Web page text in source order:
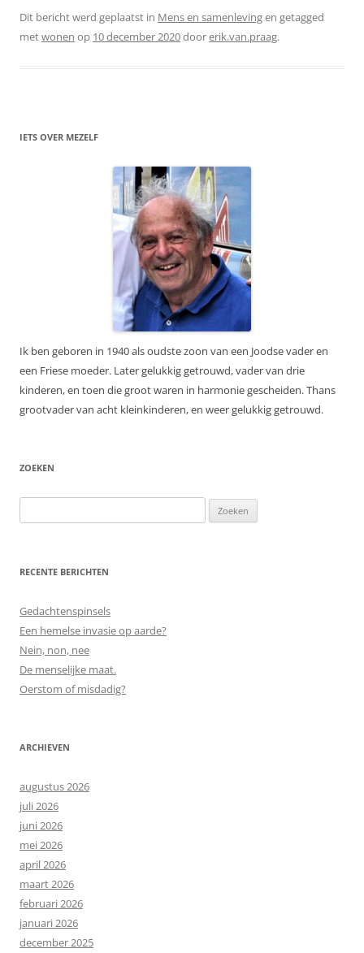
Dit bericht werd geplaatst in Mens en samenlevingen getagged
metwonen op 10 december 2020doorerik.van.praag.
IETS OVER MEZELF
Ik ben geboren in 1940 als oudste zoon van een Joodse vader en
een Friese moeder. Later gelukkig getrouwd, vader van drie
kinderen, en toen die groot waren in harmonie gescheiden. Thans
grootvader van acht kleinkinderen, en weer gelukkig getrouwd.
ZOEKEN
naar:
RECENTE BERICHTEN
Gedachtenspinsels
Een hemelse invasie op aarde?
Nein, non, nee
De menselijke maat.
Oerstom of misdadig?
ARCHIEVEN
augustus 2026
juli 2026
juni 2026
mei 2026
april 2026
maart 2026
februari 2026
januari 2026
december 2025